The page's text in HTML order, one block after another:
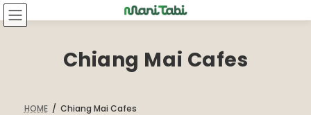
Skip
to
Skip
to
Chiang Mai Cafes
HOME Chiang Mai Cafes